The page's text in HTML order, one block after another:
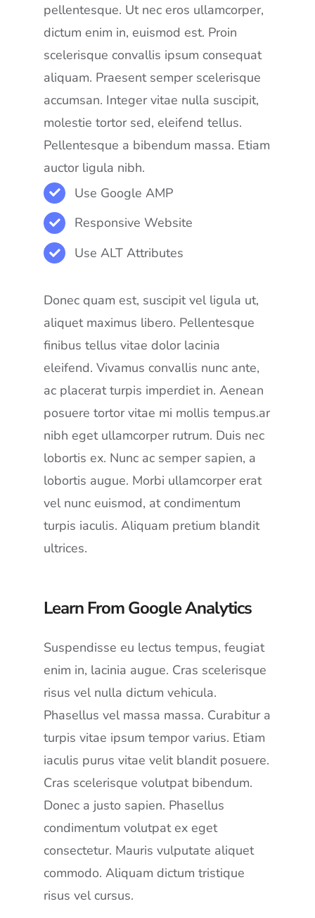
pellentesque. Ut nec eros ullamcorper,
dictum enim in, euismod est. Proin
scelerisque convallis ipsum consequat
aliquam. Praesent semper scelerisque
accumsan. Integer vitae nulla suscipit,
molestie tortor sed, eleifend tellus.
Pellentesque a bibendum massa. Etiam
auctor ligula nibh.
Use Google AMP
Responsive Website
Use ALT Attributes
Donec quam est, suscipit vel ligula ut,
aliquet maximus libero. Pellentesque
finibus tellus vitae dolor lacinia
eleifend. Vivamus convallis nunc ante,
ac placerat turpis imperdiet in. Aenean
posuere tortor vitae mi mollis tempus.ar
nibh eget ullamcorper rutrum. Duis nec
lobortis ex. Nunc ac semper sapien, a
lobortis augue. Morbi ullamcorper erat
vel nunc euismod, at condimentum
turpis iaculis. Aliquam pretium blandit
ultrices.
Learn From Google Analytics
Suspendisse eu lectus tempus, feugiat
enim in, lacinia augue. Cras scelerisque
risus vel nulla dictum vehicula.
Phasellus vel massa massa. Curabitur a
turpis vitae ipsum tempor varius. Etiam
iaculis purus vitae velit blandit posuere.
Cras scelerisque volutpat bibendum.
Donec a justo sapien. Phasellus
condimentum volutpat ex eget
consectetur. Mauris vulputate aliquet
commodo. Aliquam dictum tristique
risus vel cursus.